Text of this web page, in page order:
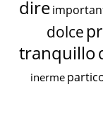
dire
dolce
tranquillo
inerme